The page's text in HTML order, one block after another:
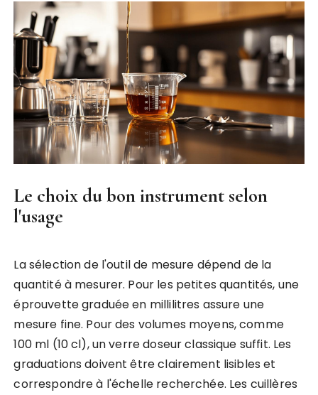
Le choix du bon instrument selon
l'usage
La sélection de l'outil de mesure dépend de la
quantité à mesurer. Pour les petites quantités, une
éprouvette graduée en millilitres assure une
mesure fine. Pour des volumes moyens, comme
100 ml (10 cl), un verre doseur classique suffit. Les
graduations doivent être clairement lisibles et
correspondre à l'échelle recherchée. Les cuillères